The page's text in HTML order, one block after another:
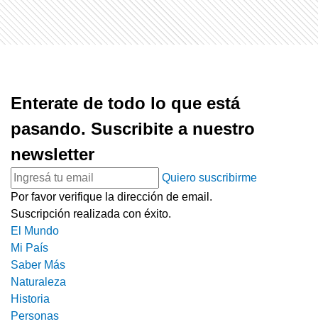
Enterate de todo lo que está
pasando. Suscribite a nuestro
newsletter
Quiero suscribirme
Por favor verifique la dirección de email.
Suscripción realizada con éxito.
El Mundo
Mi País
Saber Más
Naturaleza
Historia
Personas